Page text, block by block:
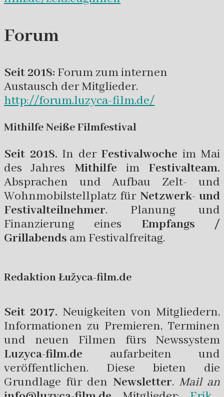
Forum
Seit 2018: Forum zum internen
Austausch der Mitglieder.
http://forum.luzyca-film.de/
Mithilfe Neiße Filmfestival
Seit 2018. In der Festivalwoche im Mai
des Jahres Mithilfe im Festivalteam.
Absprachen und Aufbau Zelt- und
Wohnmobilstellplatz für Netzwerk- und
Festivalteilnehmer. Planung und
Finanzierung eines Empfangs /
Grillabends am Festivalfreitag.
RedaktionŁužyca-film.de
Seit 2017. Neuigkeiten von Mitgliedern,
Informationen zu Premieren, Terminen
und neuen Filmen fürs Newssystem
Luzyca-film.de aufarbeiten und
veröffentlichen. Diese bieten die
Grundlage für den Newsletter. Mail an